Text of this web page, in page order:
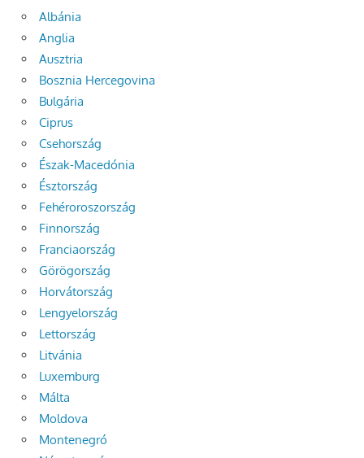
Albánia
Anglia
Ausztria
Bosznia Hercegovina
Bulgária
Ciprus
Csehország
Észak-Macedónia
Észtország
Fehéroroszország
Finnország
Franciaország
Görögország
Horvátország
Lengyelország
Lettország
Litvánia
Luxemburg
Málta
Moldova
Montenegró